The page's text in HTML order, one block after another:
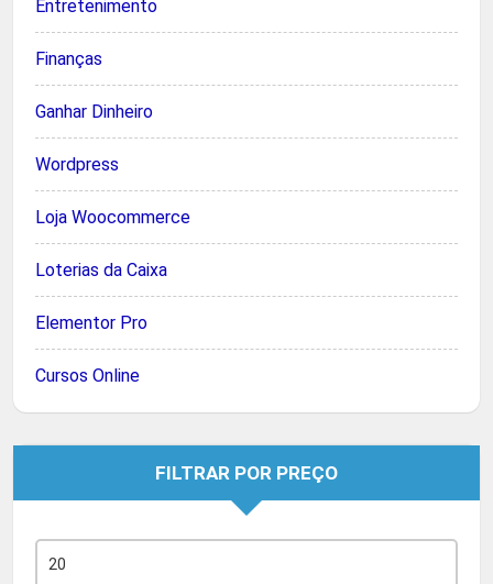
Entretenimento
Finanças
Ganhar Dinheiro
Wordpress
Loja Woocommerce
Loterias da Caixa
Elementor Pro
Cursos Online
FILTRAR POR PREÇO
mínimo